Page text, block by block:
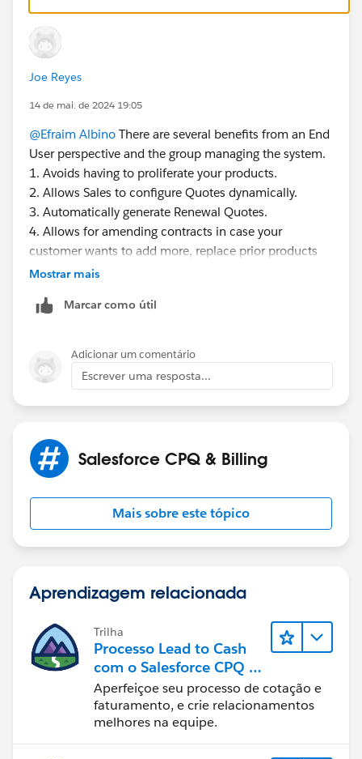
Joe Reyes
14 de mai. de 2024 19:05
@Efraim Albino There are several benefits from an End
User perspective and the group managing the system.
1. Avoids having to proliferate your products.
2. Allows Sales to configure Quotes dynamically.
3. Automatically generate Renewal Quotes.
4. Allows for amending contracts in case your
customer wants to add more, replace prior products
using the same contract.
From an IT perspective, easy to manage and scale. Full
to build for complex business processes, but still
doable.
More benefits -
salesforce-cpq/
Mostrar mais
Marcar como útil
Adicionar um comentário
Escrever uma resposta...
Salesforce CPQ & Billing
Mais sobre este tópico
Aprendizagem relacionada
Trilha
Processo Lead to Cash
com o Salesforce CPQ e
Billing
Aperfeiçoe seu processo de cotação e
faturamento, e crie relacionamentos
melhores na equipe.